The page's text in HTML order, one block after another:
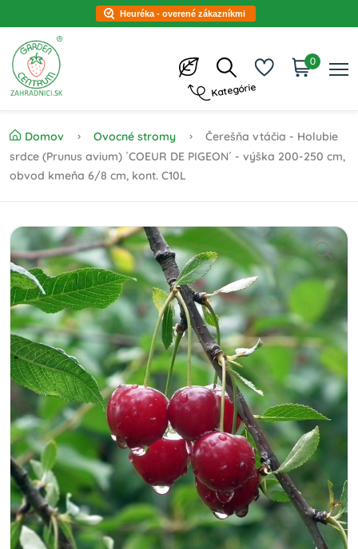
Heuréka - overené zákazníkmi
Kategórie
0
Domov Ovocné stromy
Čerešňa vtáčia - Holubie
srdce (Prunus avium) ´COEUR DE PIGEON´ - výška 200-250 cm,
obvod kmeňa 6/8 cm, kont. C10L